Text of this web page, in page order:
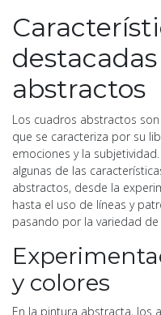
abstractos
Los cuadros abstractos
que se caracteriza por su
emociones y la
algunas de las
abstractos, desde la
hasta el uso de líneas y
pasando por la variedad
y colores
En la pintura abstracta, los